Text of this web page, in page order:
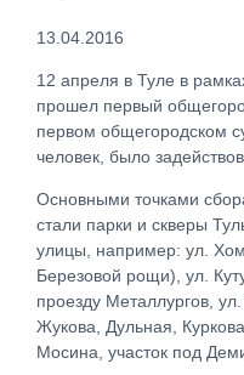
13.04.2016
12 апреля в Туле в
прошел первый
первом общегородском
человек, было
Основными точками
стали парки и скверы
улицы, например: ул.
Березовой рощи), ул.
проезду Металлургов,
Жукова, Дульная,
Мосина, участок под